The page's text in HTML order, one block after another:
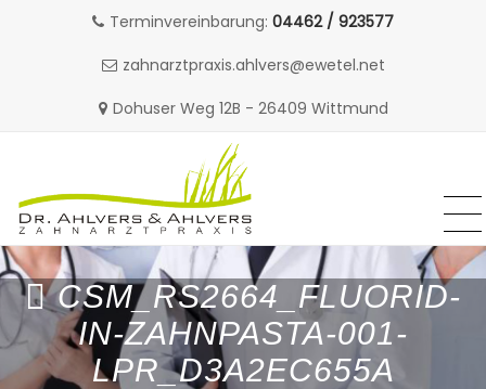
Terminvereinbarung: 04462 / 923577
zahnarztpraxis.ahlvers@ewetel.net
Dohuser Weg 12B - 26409 Wittmund
Skip
to
contentCSM_RS2664_FLUORID-
IN-ZAHNPASTA-001-
LPR_D3A2EC655A